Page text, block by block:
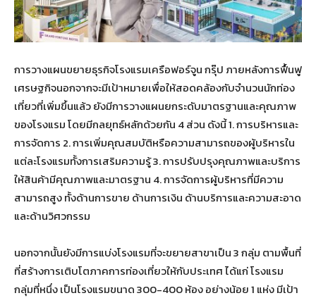
การวางแผนขยายธุรกิจโรงแรมเครือฟอร์จูน กรุ๊ป ภายหลังการฟื้นฟู
เศรษฐกิจนอกจากจะมีเป้าหมายเพื่อให้สอดคล้องกับจำนวนนักท่อง
เที่ยวที่เพิ่มขึ้นแล้ว ยังมีการวางแผนยกระดับมาตรฐานและคุณภาพ
ของโรงแรม โดยมีกลยุทธ์หลักด้วยกัน 4 ส่วน ดังนี้ 1. การบริหารและ
การจัดการ 2. การเพิ่มคุณสมบัติหรือความสามารถของผู้บริหารใน
แต่ละโรงแรมทั้งการเสริมความรู้ 3. การปรับปรุงคุณภาพและบริการ
ให้สินค้ามีคุณภาพและมาตรฐาน 4. การจัดการผู้บริหารที่มีความ
สามารถสูง ทั้งด้านการขาย ด้านการเงิน ด้านบริการและความสะอาด
และด้านวิศวกรรม
นอกจากนั้นยังมีการแบ่งโรงแรมที่จะขยายสาขาเป็น 3 กลุ่ม ตามพื้นที่
ที่สร้างการเติบโตภาคการท่องเที่ยวให้กับประเทศ ได้แก่ โรงแรม
กลุ่มที่หนึ่ง เป็นโรงแรมขนาด 300-400 ห้อง อย่างน้อย 1 แห่ง มีเป้า